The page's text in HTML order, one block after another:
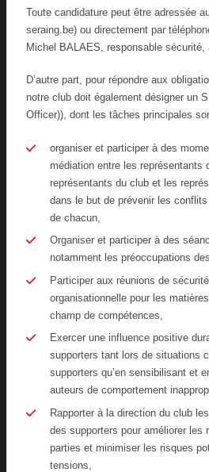
Toute candidature peut être adressée
seraing.be) ou directement par
Michel BALAES, responsable sécurité,
D’autre part, pour répondre aux
notre club doit également désigner un
Officer)), dont les tâches principales
organiser et participer à des
médiation entre les représentants
représentants du club et les
dans le but de prévenir les
de chacun,
Organiser et participer à des
notamment les préoccupations
Participer aux réunions de
organisationnelle pour les
champ de compétences,
Exercer une influence positive
supporters tant lors de situations
supporters qu’en sensibilisant et
auteurs de comportement
Rapporter à la direction du club
des supporters pour améliorer les
parties et minimiser les risques
tensions,